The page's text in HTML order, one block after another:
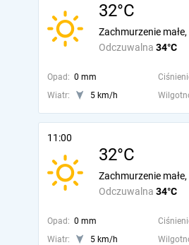
32°C
Odczuwalna 34°C
Zachmurzenie
Opad: 0 mm
Wiatr:
5 km/h
11:00
32°C
Odczuwalna 34°C
Zachmurzenie
Opad: 0 mm
Wiatr:
5 km/h